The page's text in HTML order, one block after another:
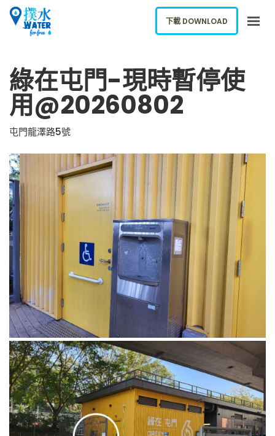
下載應用
網誌
ENGLISH
下載 DOWNLOAD
綠在屯門-現時暫停使
用@20260802
屯門龍澤路5號
下載 DOWNLOAD